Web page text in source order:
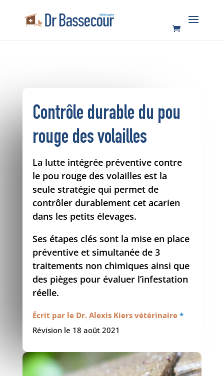
Contrôle durable du pou
rouge des volailles
La lutte intégrée préventive contre
le pou rouge des volailles est la
seule stratégie qui permet de
contrôler durablement cet acarien
dans les petits élevages.
Ses étapes clés sont la mise en place
préventive et simultanée de 3
traitements non chimiques ainsi que
des pièges pour évaluer l’infestation
réelle.
Écrit par le Dr. Alexis Kiers vétérinaire*
Révision le 18 août 2021